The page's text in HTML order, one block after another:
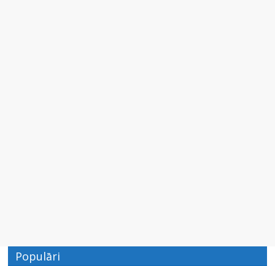
Populāri